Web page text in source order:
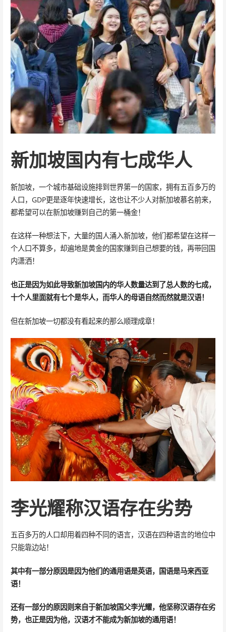
新加坡国内有七成华人
新加坡，一个城市基础设施排到世界第一的国家，拥有五百多万的
人口，GDP更是逐年快速增长，这也让不少人对新加坡慕名前来，
都希望可以在新加坡赚到自己的第一桶金！
在这样一种想法下，大量的国人涌入新加坡，他们都希望在这样一
个人口不算多，却遍地是黄金的国家赚到自己想要的钱，再带回国
内潇洒！
也正是因为如此导致新加坡国内的华人数量达到了总人数的七成，
十个人里面就有七个是华人，而华人的母语自然而然就是汉语！
但在新加坡一切都没有看起来的那么顺理成章！
李光耀称汉语存在劣势
五百多万的人口却用着四种不同的语言，汉语在四种语言的地位中
只能靠边站！
其中有一部分原因是因为他们的通用语是英语，国语是马来西亚
语！
还有一部分的原因则来自于新加坡国父李光耀，他坚称汉语存在劣
势，也正是因为他，汉语才不能成为新加坡的通用语！